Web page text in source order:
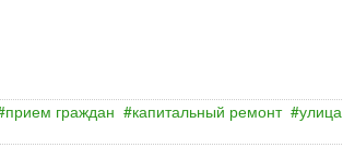
прием граждан капитальный ремонт
улица